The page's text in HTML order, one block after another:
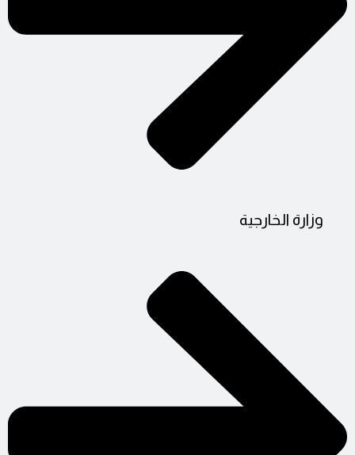
وزارة الخارجية